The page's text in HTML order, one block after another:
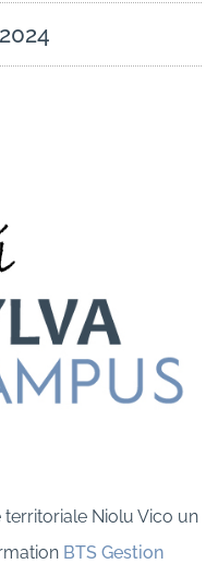
territoriale Niolu Vico un
BTS Gestion